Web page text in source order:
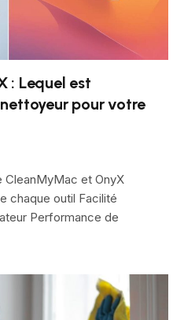
: Lequel est
pour votre
CleanMyMac et OnyX
chaque outil Facilité
Performance de